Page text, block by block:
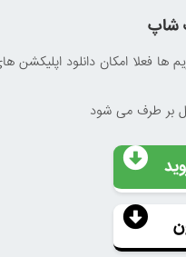
شاپ
ها فعلا امکان دانلود اپلیکشن
بر طرف می شود